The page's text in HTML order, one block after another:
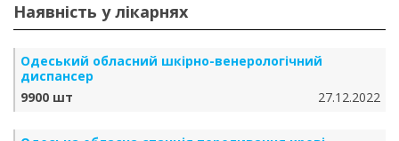
Наявність у лікарнях
Одеський обласний шкірно-венерологічний
диспансер
9900 шт
27.12.2022